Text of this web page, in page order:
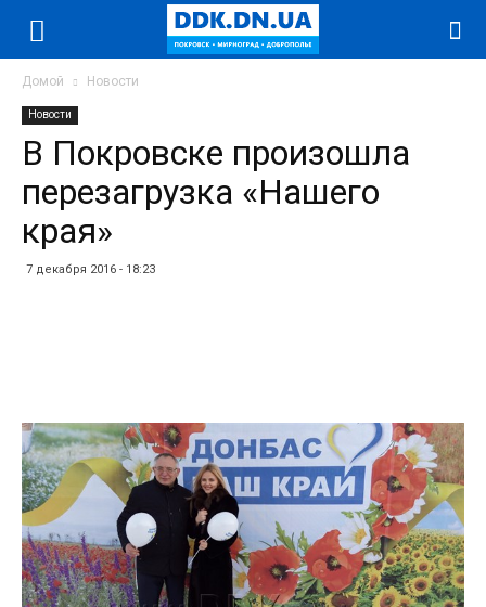
Домой Новости
Новости
В Покровске произошла
перезагрузка «Нашего
края»
7 декабря 2016 - 18:23